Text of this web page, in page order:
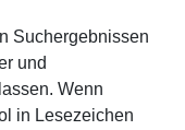
Suchergebnissen
und
Wenn
in Lesezeichen